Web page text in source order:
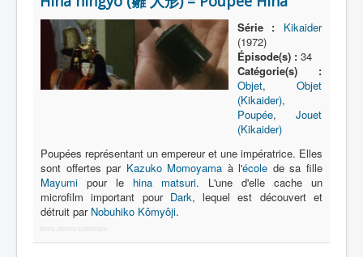
Série
Acteur
Équipe
Équipement
Mecha
Série :
Kikaider
(1972)
Épisode(s) :34
Catégorie(s) :
Objet, Objet
(Kikaider),
Poupée, Jouet
(Kikaider)
Poupées représentant un empereur et une impératrice. Elles
sont offertes par Kazuko Momoyama à l'école de sa fille
Mayumi pour le hina matsuri. L'une d'elle cache un
microfilm important pour Dark, lequel est découvert et
détruit par Nobuhiko Kômyôji.
More Joomla Extensions